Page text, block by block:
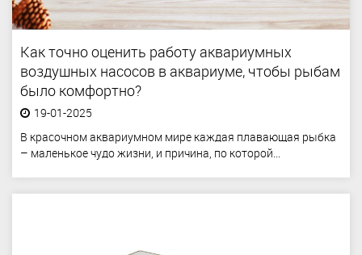
Как точно оценить работу аквариумных
воздушных насосов в аквариуме, чтобы рыбам
было комфортно?
19-01-2025
В красочном аквариумном мире каждая плавающая рыбка
– маленькое чудо жизни, и причина, по которой...